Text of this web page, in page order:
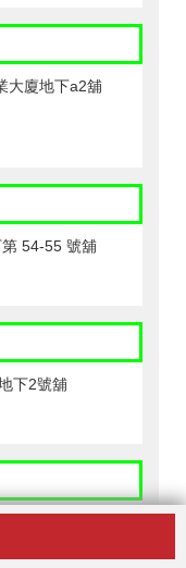
大廈地下a2舖
54-55 號舖
下2號舖